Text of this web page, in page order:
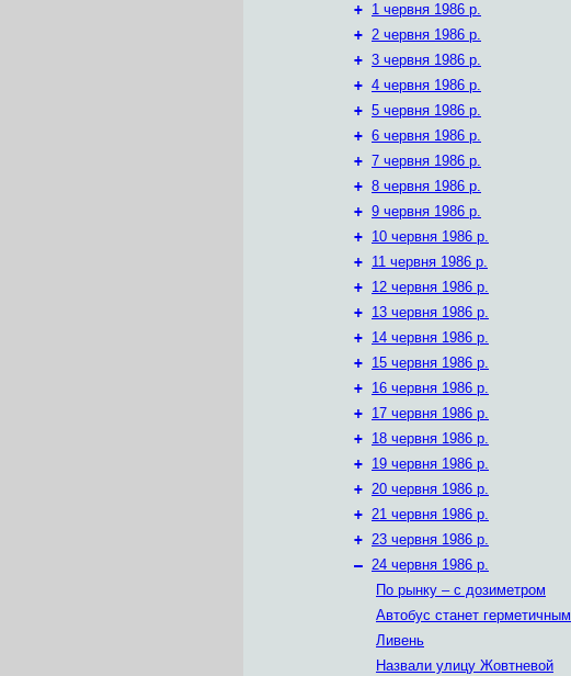
+ 1 червня 1986 р.
+ 2 червня 1986 р.
+ 3 червня 1986 р.
+ 4 червня 1986 р.
+ 5 червня 1986 р.
+ 6 червня 1986 р.
+ 7 червня 1986 р.
+ 8 червня 1986 р.
+ 9 червня 1986 р.
+ 10 червня 1986 р.
+ 11 червня 1986 р.
+ 12 червня 1986 р.
+ 13 червня 1986 р.
+ 14 червня 1986 р.
+ 15 червня 1986 р.
+ 16 червня 1986 р.
+ 17 червня 1986 р.
+ 18 червня 1986 р.
+ 19 червня 1986 р.
+ 20 червня 1986 р.
+ 21 червня 1986 р.
+ 23 червня 1986 р.
– 24 червня 1986 р.
По рынку – с дозиметром
Автобус станет герметичным
Ливень
Назвали улицу Жовтневой